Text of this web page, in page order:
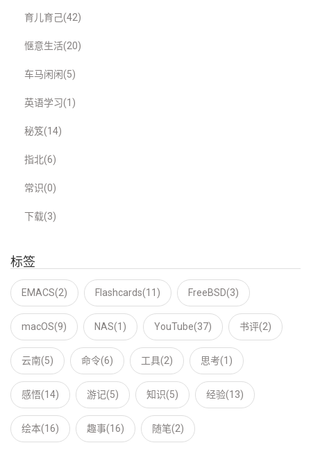
育儿育己(42)
惬意生活(20)
车马闲闲(5)
英语学习(1)
秘笈(14)
指北(6)
常识(0)
下载(3)
标签
EMACS(2) Flashcards(11) FreeBSD(3)
macOS(9) NAS(1) YouTube(37) 书评(2)
云南(5) 命令(6) 工具(2) 思考(1)
感悟(14) 游记(5) 知识(5) 经验(13)
绘本(16) 趣事(16) 随笔(2)